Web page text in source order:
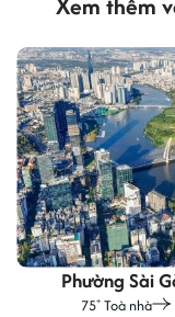
Phường Sài
75+ Toà nhà